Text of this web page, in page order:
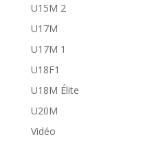
U15M 2
U17M
U17M 1
U18F1
U18M Élite
U20M
Vidéo